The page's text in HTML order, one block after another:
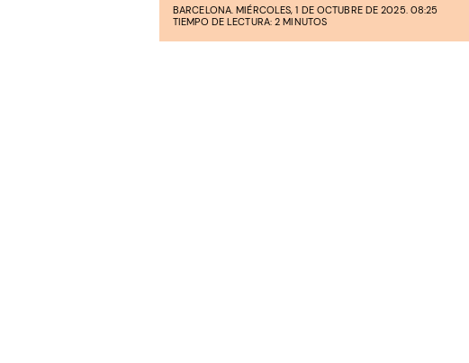
BARCELONA. MIÉRCOLES, 1 DE OCTUBRE DE 2025. 08:25
TIEMPO DE LECTURA: 2 MINUTOS